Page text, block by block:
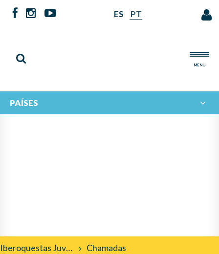
ES PT
MENU
PAÍSES
Iberoquestas Juveniles Chamadas